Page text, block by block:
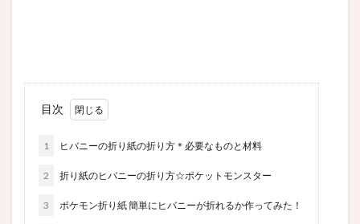
目次
1 ヒバニーの折り紙の折り方＊必要なものと材料
2 折り紙のヒバニーの折り方☆ポケットモンスター
3 ポケモン折り紙 簡単にヒバニーが折れるか作ってみた！